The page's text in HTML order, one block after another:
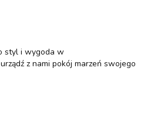
styl i wygoda w
z nami pokój marzeń swojego